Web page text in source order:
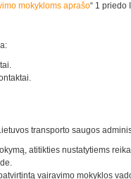
mokykloms aprašo“ 1 priedo
transporto saugos
atitikties nustatytiems
vairavimo mokyklos